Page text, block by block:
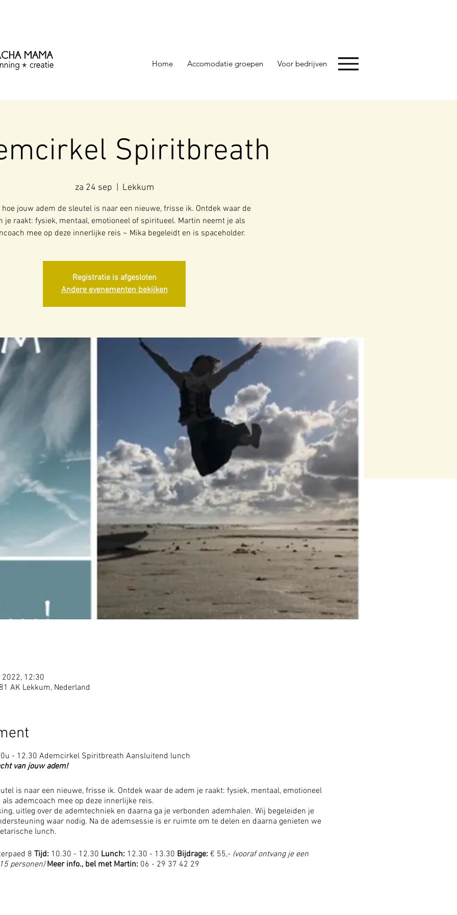
& Home Accomodatie groepen Voor bedrijven
Spiritbreath
za 24 sep Lekkum
hoe jouw adem de sleutel is naar een nieuwe, frisse ik. Ontdek waar de
je raakt: fysiek, mentaal, emotioneel of spiritueel. Martin neemt je als
mee op deze innerlijke reis ~ Mika begeleidt en is spaceholder.
Registratie is afgesloten
Andere evenementen bekijken
12:30
AK Lekkum, Nederland
- 12.30 Ademcirkel Spiritbreath Aansluitend lunch
van jouw adem!
is naar een nieuwe, frisse ik. Ontdek waar de adem je raakt: fysiek, mentaal, emotioneel
ademcoach mee op deze innerlijke reis.
uitleg over de ademtechniek en daarna ga je verbonden ademhalen. Wij begeleiden je
waar nodig. Na de ademsessie is er ruimte om te delen en daarna genieten we
lunch.
8 Tijd: 10.30 - 12.30 Lunch: 12.30 - 13.30 Bijdrage: € 55,- (vooraf ontvang je een
personen) Meer info., bel met Martin: 06 - 29 37 42 29